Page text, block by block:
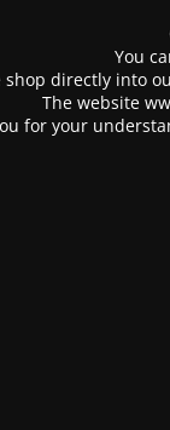
You
shop directly into
The website
for your